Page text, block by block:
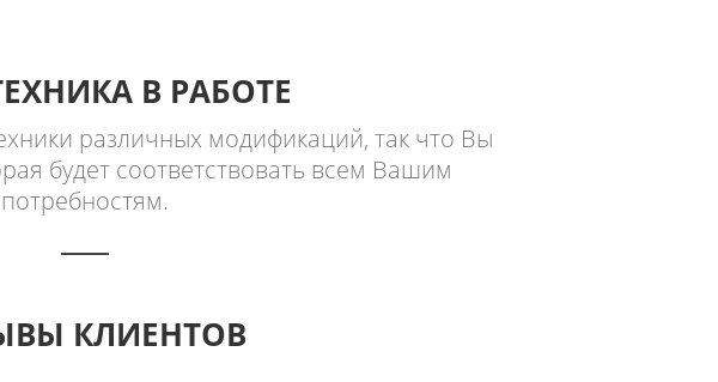
В РАБОТЕ
различных модификаций, так что Вы
будет соответствовать всем Вашим
потребностям.
КЛИЕНТОВ